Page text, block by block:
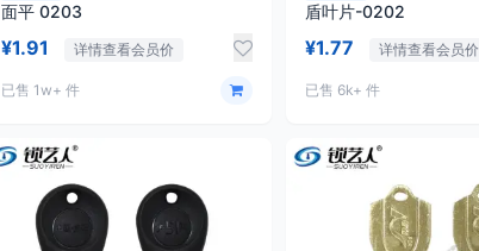
面平 0203
¥1.91 详情查看会员价
已售 1w+ 件
盾叶片-0202
¥1.77 详情查看会员价
已售 6k+ 件